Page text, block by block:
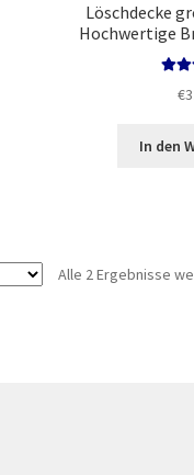
Löschdecke
Hochwertige
€
In den
Alle 2 Ergebnisse